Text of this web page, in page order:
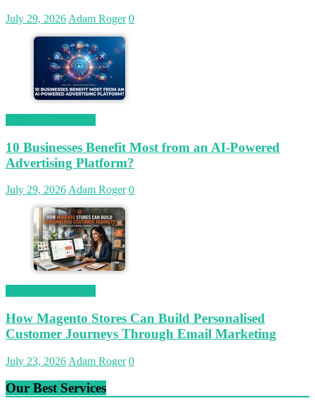
July 29, 2026 Adam Roger 0
10 Businesses Benefit Most from an AI-Powered
Advertising Platform?
July 29, 2026 Adam Roger 0
How Magento Stores Can Build Personalised
Customer Journeys Through Email Marketing
July 23, 2026 Adam Roger 0
Our Best Services